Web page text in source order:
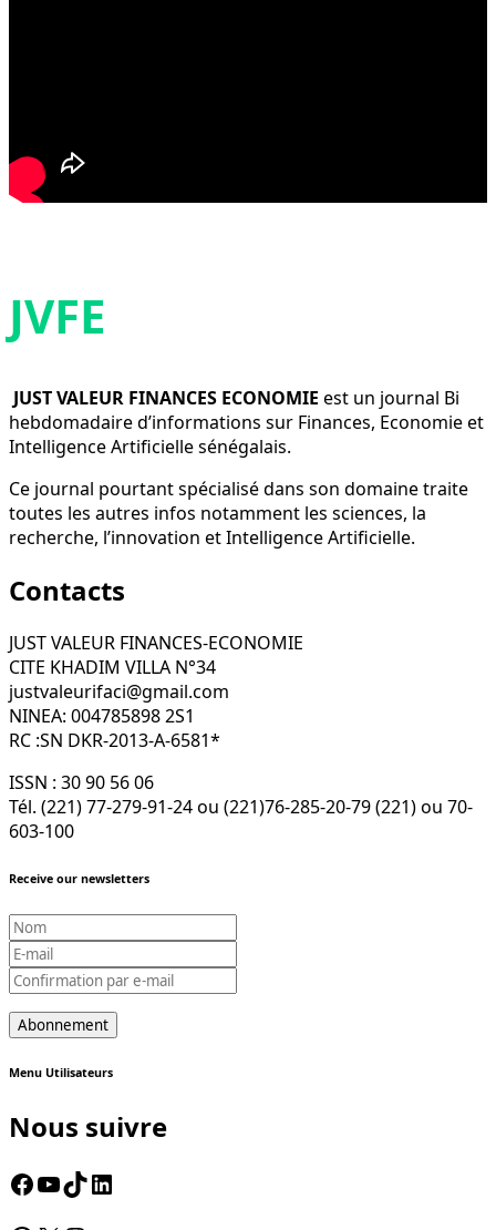
JVFE
JUST VALEUR FINANCES ECONOMIE est un journal Bi
hebdomadaire d’informations sur Finances, Economie et
Intelligence Artificielle sénégalais.
Ce journal pourtant spécialisé dans son domaine traite
toutes les autres infos notamment les sciences, la
recherche, l’innovation et Intelligence Artificielle.
Contacts
JUST VALEUR FINANCES-ECONOMIE
CITE KHADIM VILLA N°34
justvaleurifaci@gmail.com
NINEA: 004785898 2S1
RC :SN DKR-2013-A-6581*
ISSN : 30 90 56 06
Tél. (221) 77-279-91-24 ou (221)76-285-20-79 (221) ou 70-
603-100
Receive our newsletters
Menu Utilisateurs
Nous suivre
Facebook
YouTube
TikTokLinkedIn